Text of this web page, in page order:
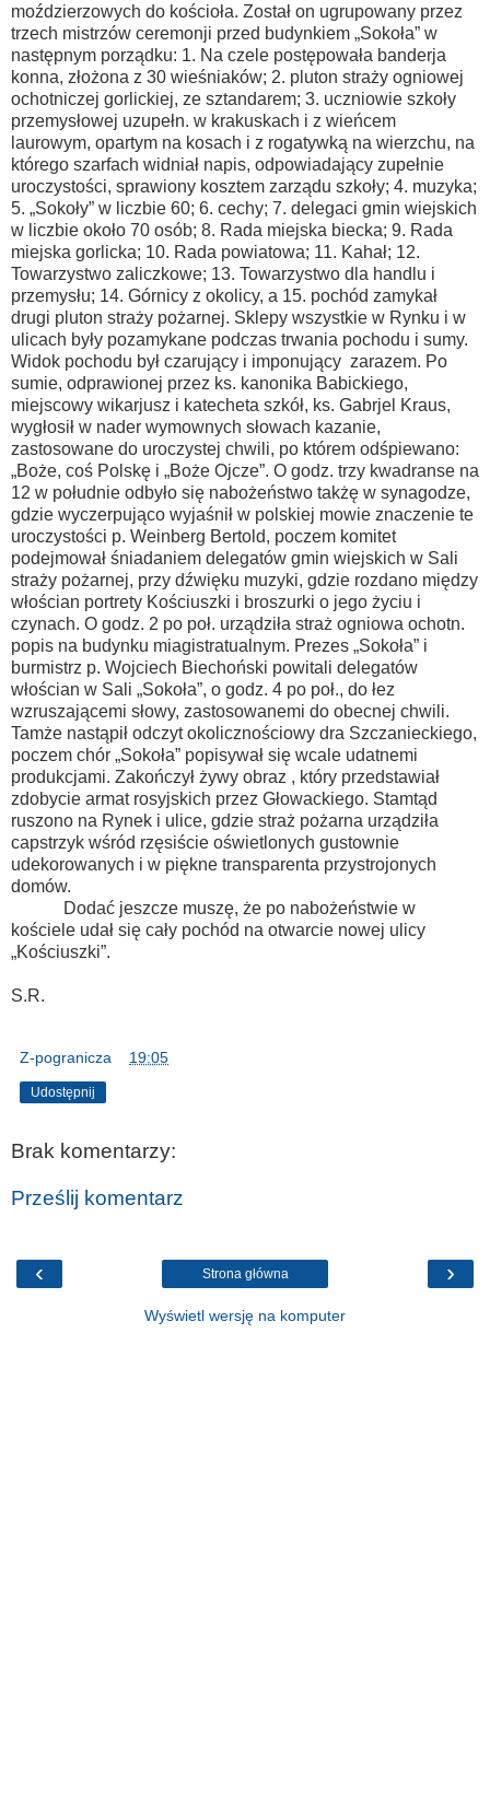
moździerzowych do kościoła. Został on ugrupowany przez
trzech mistrzów ceremonji przed budynkiem „Sokoła” w
następnym porządku: 1. Na czele postępowała banderja
konna, złożona z 30 wieśniaków; 2. pluton straży ogniowej
ochotniczej gorlickiej, ze sztandarem; 3. uczniowie szkoły
przemysłowej uzupełn. w krakuskach i z wieńcem
laurowym, opartym na kosach i z rogatywką na wierzchu, na
którego szarfach widniał napis, odpowiadający zupełnie
uroczystości, sprawiony kosztem zarządu szkoły; 4. muzyka;
5. „Sokoły” w liczbie 60; 6. cechy; 7. delegaci gmin wiejskich
w liczbie około 70 osób; 8. Rada miejska biecka; 9. Rada
miejska gorlicka; 10. Rada powiatowa; 11. Kahał; 12.
Towarzystwo zaliczkowe; 13. Towarzystwo dla handlu i
przemysłu; 14. Górnicy z okolicy, a 15. pochód zamykał
drugi pluton straży pożarnej. Sklepy wszystkie w Rynku i w
ulicach były pozamykane podczas trwania pochodu i sumy.
Widok pochodu był czarujący i imponujący zarazem. Po
sumie, odprawionej przez ks. kanonika Babickiego,
miejscowy wikarjusz i katecheta szkół, ks. Gabrjel Kraus,
wygłosił w nader wymownych słowach kazanie,
zastosowane do uroczystej chwili, po którem odśpiewano:
„Boże, coś Polskę i „Boże Ojcze”. O godz. trzy kwadranse na
12 w południe odbyło się nabożeństwo takżę w synagodze,
gdzie wyczerpująco wyjaśnił w polskiej mowie znaczenie te
uroczystości p. Weinberg Bertold, poczem komitet
podejmował śniadaniem delegatów gmin wiejskich w Sali
straży pożarnej, przy dźwięku muzyki, gdzie rozdano między
włościan portrety Kościuszki i broszurki o jego życiu i
czynach. O godz. 2 po poł. urządziła straż ogniowa ochotn.
popis na budynku miagistratualnym. Prezes „Sokoła” i
burmistrz p. Wojciech Biechoński powitali delegatów
włościan w Sali „Sokoła”, o godz. 4 po poł., do łez
wzruszającemi słowy, zastosowanemi do obecnej chwili.
Tamże nastąpił odczyt okolicznościowy dra Szczanieckiego,
poczem chór „Sokoła” popisywał się wcale udatnemi
produkcjami. Zakończył żywy obraz , który przedstawiał
zdobycie armat rosyjskich przez Głowackiego. Stamtąd
ruszono na Rynek i ulice, gdzie straż pożarna urządziła
capstrzyk wśród rzęsiście oświetlonych gustownie
udekorowanych i w piękne transparenta przystrojonych
domów.
Dodać jeszcze muszę, że po nabożeństwie w
kościele udał się cały pochód na otwarcie nowej ulicy
„Kościuszki”.
S.R.
Z-pogranicza 19:05
Udostępnij
Brak komentarzy:
Prześlij komentarz
‹ ›
Strona główna
Wyświetl wersję na komputer